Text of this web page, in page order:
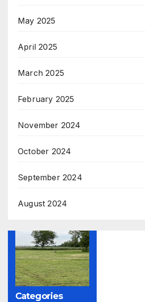
May 2025
April 2025
March 2025
February 2025
November 2024
October 2024
September 2024
August 2024
Categories